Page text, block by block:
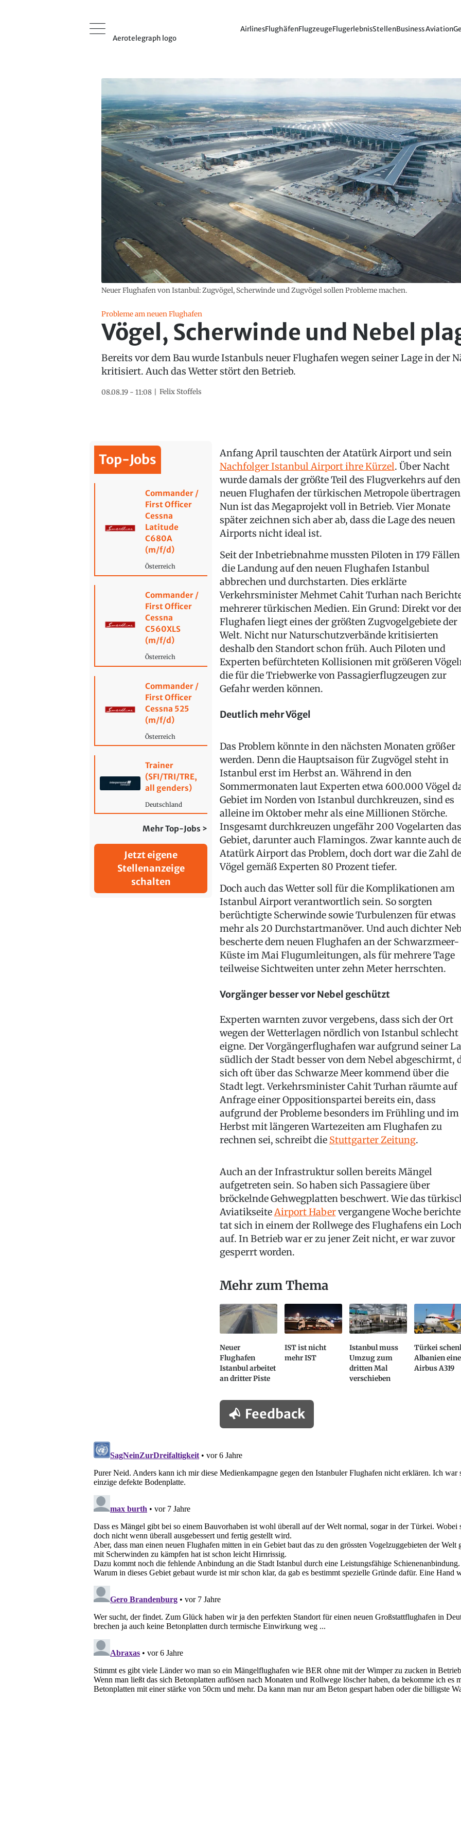
Aerotelegraph logo
AirlinesFlughäfenFlugzeugeFlugerlebnisStellenBusiness Aviation
Neuer Flughafen von Istanbul: Zugvögel, Scherwinde und Zugvögel sollen Probleme machen.
Probleme am neuen Flughafen
Vögel, Scherwinde und Nebel
Bereits vor dem Bau wurde Istanbuls neuer Flughafen wegen seiner Lage in der
kritisiert. Auch das Wetter stört den Betrieb.
08.08.19 - 11:08 Felix Stoffels
Top-Jobs
Commander /
First Officer
Cessna
Latitude
C680A
(m/f/d)
Österreich
Commander /
First Officer
Cessna
C560XLS
(m/f/d)
Österreich
Commander /
First Officer
Cessna 525
(m/f/d)
Österreich
Trainer
(SFI/TRI/TRE,
all genders)
Deutschland
Mehr Top-Jobs >
Jetzt eigene
Stellenanzeige
schalten
Anfang April tauschten der Atatürk Airport und sein
Nachfolger Istanbul Airport ihre Kürzel. Über Nacht
wurde damals der größte Teil des Flugverkehrs auf den
neuen Flughafen der türkischen Metropole
Nun ist das Megaprojekt voll in Betrieb. Vier Monate
später zeichnen sich aber ab, dass die Lage des neuen
Airports nicht ideal ist.
Seit der Inbetriebnahme mussten Piloten in 179 Fällen
die Landung auf den neuen Flughafen Istanbul
abbrechen und durchstarten. Dies erklärte
Verkehrsminister Mehmet Cahit Turhan nach
mehrerer türkischen Medien. Ein Grund: Direkt vor
Flughafen liegt eines der größten Zugvogelgebiete der
Welt. Nicht nur Naturschutzverbände kritisierten
deshalb den Standort schon früh. Auch Piloten und
Experten befürchteten Kollisionen mit größeren
die für die Triebwerke von Passagierflugzeugen zur
Gefahr werden können.
Deutlich mehr Vögel
Das Problem könnte in den nächsten Monaten größer
werden. Denn die Hauptsaison für Zugvögel steht in
Istanbul erst im Herbst an. Während in den
Sommermonaten laut Experten etwa 600.000 Vögel
Gebiet im Norden von Istanbul durchkreuzen, sind es
alleine im Oktober mehr als eine Millionen Störche.
Insgesamt durchkreuzen ungefähr 200 Vogelarten das
Gebiet, darunter auch Flamingos. Zwar kannte auch
Atatürk Airport das Problem, doch dort war die Zahl
Vögel gemäß Experten 80 Prozent tiefer.
Doch auch das Wetter soll für die Komplikationen am
Istanbul Airport verantwortlich sein. So sorgten
berüchtigte Scherwinde sowie Turbulenzen für etwas
mehr als 20 Durchstartmanöver. Und auch dichter
bescherte dem neuen Flughafen an der Schwarzmeer-
Küste im Mai Flugumleitungen, als für mehrere Tage
teilweise Sichtweiten unter zehn Meter herrschten.
Vorgänger besser vor Nebel geschützt
Experten warnten zuvor vergebens, dass sich der Ort
wegen der Wetterlagen nördlich von Istanbul schlecht
eigne. Der Vorgängerflughafen war aufgrund seiner
südlich der Stadt besser von dem Nebel abgeschirmt,
sich oft über das Schwarze Meer kommend über die
Stadt legt. Verkehrsminister Cahit Turhan räumte auf
Anfrage einer Oppositionspartei bereits ein, dass
aufgrund der Probleme besonders im Frühling und im
Herbst mit längeren Wartezeiten am Flughafen zu
rechnen sei, schreibt die Stuttgarter Zeitung.
Auch an der Infrastruktur sollen bereits Mängel
aufgetreten sein. So haben sich Passagiere über
bröckelnde Gehwegplatten beschwert. Wie das
AviatikseiteAirport Habervergangene Woche
tat sich in einem der Rollwege des Flughafens ein
auf. In Betrieb war er zu jener Zeit nicht, er war zuvor
gesperrt worden.
Mehr zum Thema
Neuer
Flughafen
Istanbul arbeitet
an dritter Piste
IST ist nicht
mehr IST
Istanbul muss
Umzug zum
dritten Mal
verschieben
Türkei
Albanien
Airbus A319
Feedback